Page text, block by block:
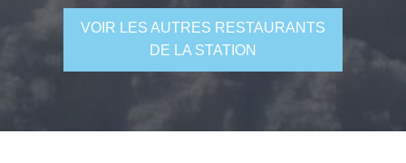
VOIR LES AUTRES RESTAURANTS
DE LA STATION